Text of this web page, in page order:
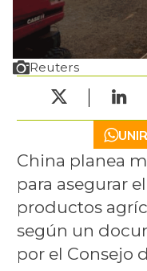
Reuters
China planea
para asegurar
productos
según un
por el Consejo